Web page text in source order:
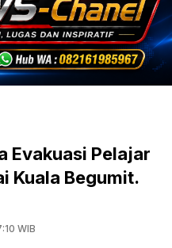
Evakuasi Pelajar
Kuala Begumit.
WIB